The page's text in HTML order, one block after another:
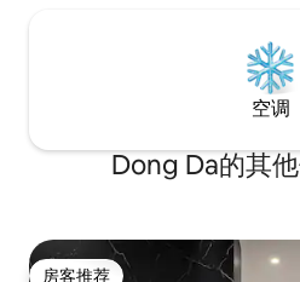
空调
Dong Da的其
房客推荐